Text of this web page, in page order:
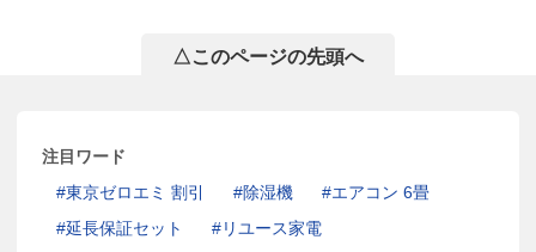
△このページの先頭へ
注目ワード
東京ゼロエミ 割引
除湿機
エアコン 6畳
延長保証セット
リユース家電